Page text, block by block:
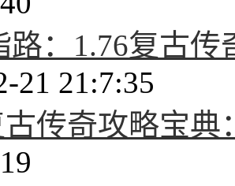
路：1.76复古
21 21:7:35
古传奇攻略宝